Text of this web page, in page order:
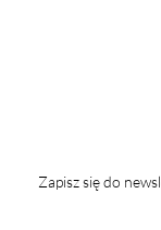
Zapisz się do